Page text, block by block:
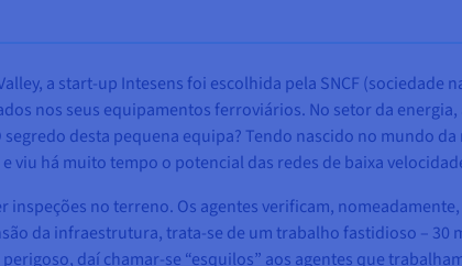
a start-up Intesens foi escolhida pela SNCF (sociedade
nos seus equipamentos ferroviários. No setor da energia,
desta pequena equipa? Tendo nascido no mundo
há muito tempo o potencial das redes de baixa
no terreno. Os agentes verificam,
da infraestrutura, trata-se de um trabalho fastidioso – 30
daí chamar-se “esquilos” aos agentes que